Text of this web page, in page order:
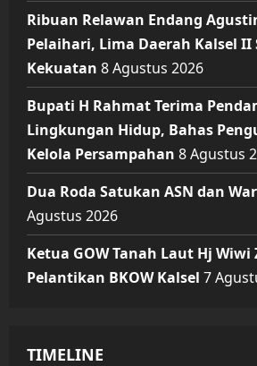
Ribuan Relawan Endang
Pelaihari, Lima Daerah Kalsel II
Kekuatan 8 Agustus 2026
Bupati H Rahmat Terima
Lingkungan Hidup, Bahas
Kelola Persampahan 8 Agustus
Dua Roda Satukan ASN dan
Agustus 2026
Ketua GOW Tanah Laut Hj
Pelantikan BKOW Kalsel 7
TIMELINE